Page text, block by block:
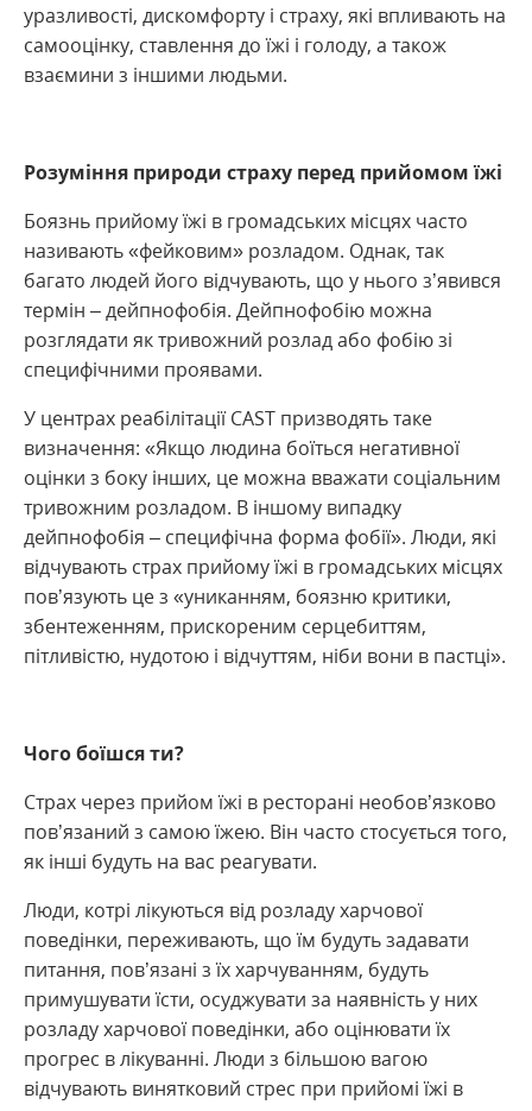
уразливості, дискомфорту і страху, які впливають на
самооцінку, ставлення до їжі і голоду, а також
взаємини з іншими людьми.
Розуміння природи страху перед прийомом їжі
Боязнь прийому їжі в громадських місцях часто
називають «фейковим» розладом. Однак, так
багато людей його відчувають, що у нього з’явився
термін – дейпнофобія. Дейпнофобію можна
розглядати як тривожний розлад або фобію зі
специфічними проявами.
У центрах реабілітації CAST призводять таке
визначення: «Якщо людина боїться негативної
оцінки з боку інших, це можна вважати соціальним
тривожним розладом. В іншому випадку
дейпнофобія – специфічна форма фобії». Люди, які
відчувають страх прийому їжі в громадських місцях
пов’язують це з «униканням, боязню критики,
збентеженням, прискореним серцебиттям,
пітливістю, нудотою і відчуттям, ніби вони в пастці».
Чого боїшся ти?
Страх через прийом їжі в ресторані необов’язково
пов’язаний з самою їжею. Він часто стосується того,
як інші будуть на вас реагувати.
Люди, котрі лікуються від розладу харчової
поведінки, переживають, що їм будуть задавати
питання, пов’язані з їх харчуванням, будуть
примушувати їсти, осуджувати за наявність у них
розладу харчової поведінки, або оцінювати їх
прогрес в лікуванні. Люди з більшою вагою
відчувають винятковий стрес при прийомі їжі в